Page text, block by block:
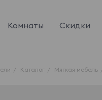
Комнаты Скидки
Каталог Мягкая мебель